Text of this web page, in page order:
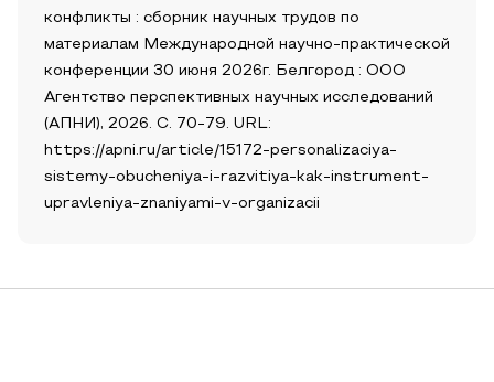
конфликты : сборник научных трудов по
материалам Международной научно-практической
конференции 30 июня 2026г. Белгород : ООО
Агентство перспективных научных исследований
(АПНИ), 2026. С. 70-79. URL:
https://apni.ru/article/15172-personalizaciya-
sistemy-obucheniya-i-razvitiya-kak-instrument-
upravleniya-znaniyami-v-organizacii